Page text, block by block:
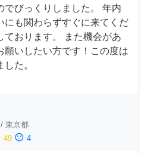
でびっくりしました。 年内
にも関わらずすぐに来てくだ
ております。 また機会があ
願いしたい方です！この度は
た。
/ 東京都
49 sentiment_dissatisfied 4